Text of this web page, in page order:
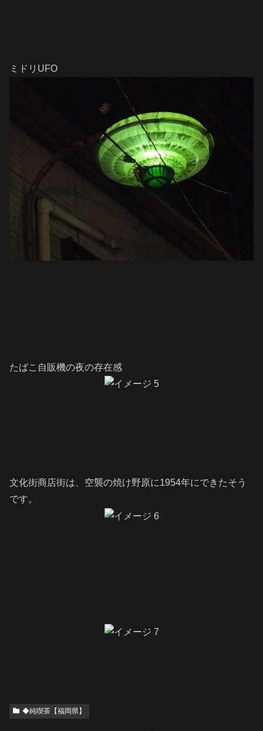
ミドリUFO
たばこ自販機の夜の存在感
文化街商店街は、空襲の焼け野原に1954年にできたそう
です。
◆純喫茶【福岡県】